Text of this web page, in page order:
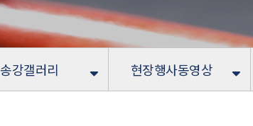
송강갤러리 현장행사동영상